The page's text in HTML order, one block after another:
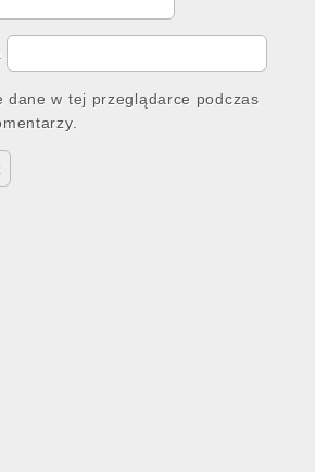
dane w tej przeglądarce podczas